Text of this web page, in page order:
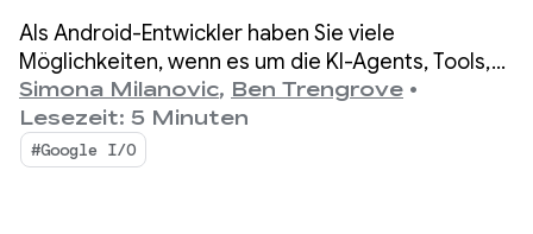
für Android mit
beliebigem Agent
beschleunigen
Als Android-Entwickler haben Sie viele
Möglichkeiten, wenn es um die KI-Agents, Tools,
Befehlszeilenschnittstellen (CLI) und LLMs geht,
die Sie für die App-Entwicklung verwenden.
Simona Milanovic, Ben Trengrove •
Lesezeit: 5 Minuten
#Google I/O